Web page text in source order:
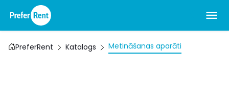
PreferRent Katalogs Metināšanas aparāti